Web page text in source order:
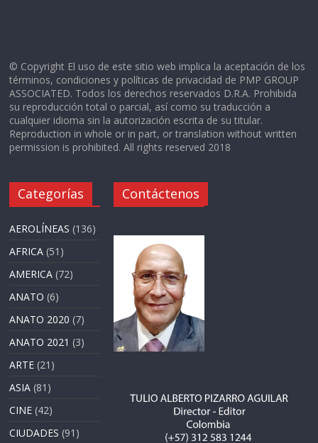
© Copyright El uso de este sitio web implica la aceptación de los
términos, condiciones y políticas de privacidad de PMP GROUP
ASSOCIATED. Todos los derechos reservados D.R.A. Prohibida
su reproducción total o parcial, así como su traducción a
cualquier idioma sin la autorización escrita de su titular.
Reproduction in whole or in part, or translation without written
permission is prohibited. All rights reserved 2018
Categorías
AEROLÍNEAS (136)
AFRICA (51)
AMERICA (72)
ANATO (6)
ANATO 2020 (7)
ANATO 2021 (3)
ARTE (21)
ASIA (81)
CINE (42)
CIUDADES (91)
Contáctenos